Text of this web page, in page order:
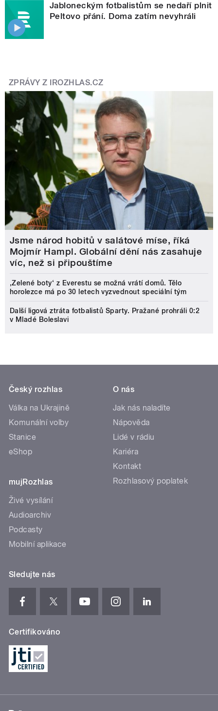
Jabloneckým fotbalistům se nedaří plnit
Peltovo přání. Doma zatím nevyhráli
ZPRÁVY Z IROZHLAS.CZ
Jsme národ hobitů v salátové míse, říká
Mojmír Hampl. Globální dění nás zasahuje
víc, než si připouštíme
‚Zelené boty‘ z Everestu se možná vrátí domů. Tělo
horolezce má po 30 letech vyzvednout speciální tým
Další ligová ztráta fotbalistů Sparty. Pražané prohráli 0:2
v Mladé Boleslavi
Český rozhlas
Válka na Ukrajině
Komunální volby
Stanice
eShop
mujRozhlas
Živé vysílání
Audioarchiv
Podcasty
Mobilní aplikace
O nás
Jak nás naladíte
Nápověda
Lidé v rádiu
Kariéra
Kontakt
Rozhlasový poplatek
Sledujte nás
Certifikováno